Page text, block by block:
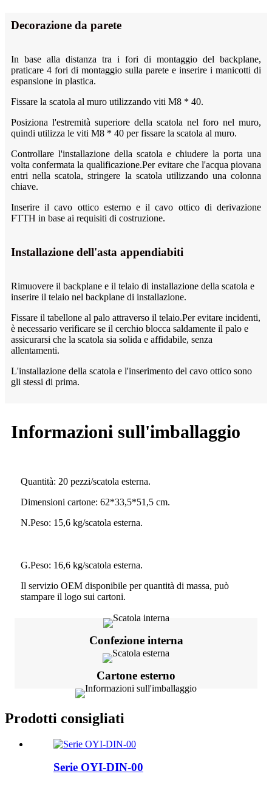
Decorazione da parete
In base alla distanza tra i fori di montaggio del backplane,
praticare 4 fori di montaggio sulla parete e inserire i manicotti di
espansione in plastica.
Fissare la scatola al muro utilizzando viti M8 * 40.
Posiziona l'estremità superiore della scatola nel foro nel muro,
quindi utilizza le viti M8 * 40 per fissare la scatola al muro.
Controllare l'installazione della scatola e chiudere la porta una
volta confermata la qualificazione.Per evitare che l'acqua piovana
entri nella scatola, stringere la scatola utilizzando una colonna
chiave.
Inserire il cavo ottico esterno e il cavo ottico di derivazione
FTTH in base ai requisiti di costruzione.
Installazione dell'asta appendiabiti
Rimuovere il backplane e il telaio di installazione della scatola e
inserire il telaio nel backplane di installazione.
Fissare il tabellone al palo attraverso il telaio.Per evitare incidenti,
è necessario verificare se il cerchio blocca saldamente il palo e
assicurarsi che la scatola sia solida e affidabile, senza
allentamenti.
L'installazione della scatola e l'inserimento del cavo ottico sono
gli stessi di prima.
Informazioni sull'imballaggio
Quantità: 20 pezzi/scatola esterna.
Dimensioni cartone: 62*33,5*51,5 cm.
N.Peso: 15,6 kg/scatola esterna.
G.Peso: 16,6 kg/scatola esterna.
Il servizio OEM disponibile per quantità di massa, può
stampare il logo sui cartoni.
Confezione interna
Cartone esterno
Prodotti consigliati
Serie OYI-DIN-00